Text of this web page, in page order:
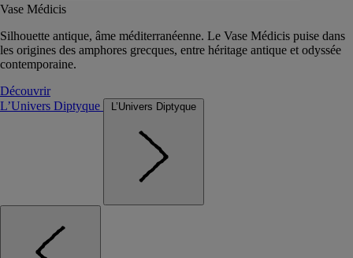
Vase Médicis
Silhouette antique, âme méditerranéenne. Le Vase Médicis puise dans
les origines des amphores grecques, entre héritage antique et odyssée
contemporaine.
Découvrir
L’Univers Diptyque
L’Univers Diptyque